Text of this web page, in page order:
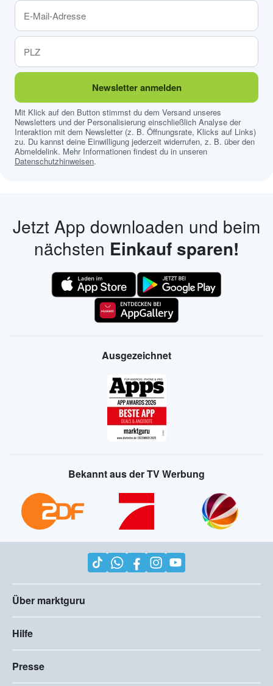
Newsletter anmelden
Mit Klick auf den Button stimmst du dem Versand unseres
Newsletters und der Personalisierung einschließlich Analyse der
Interaktion mit dem Newsletter (z. B. Öffnungsrate, Klicks auf Links)
zu. Du kannst deine Einwilligung jederzeit widerrufen, z. B. über den
Abmeldelink. Mehr Informationen findest du in unseren
Datenschutzhinweisen.
Jetzt App downloaden und beim
nächsten Einkauf sparen!
Ausgezeichnet
Bekannt aus der TV Werbung
Über marktguru
Hilfe
Presse